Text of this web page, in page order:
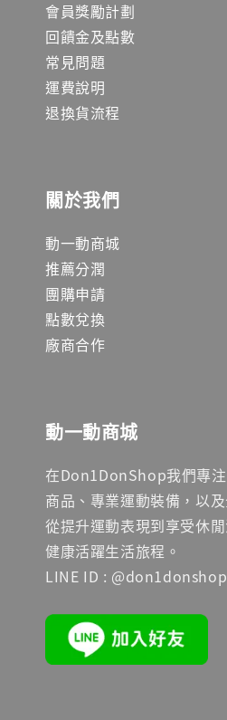
會員獎勵計劃
回饋金及點數
常見問題
運費說明
退換貨流程
關於我們
動一動商城
推薦分潤
團購申請
點數兌換
廠商合作
動一動商城
在Don1DonShop我們專
商品、專業運動裝備，以
從提升運動表現到享受休
健康活躍生活旅程。
LINE ID : @don1donshop